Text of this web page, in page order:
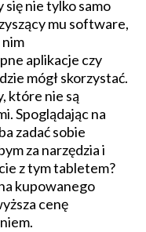
się nie tylko samo
mu software,
aplikacje czy
mógł skorzystać.
które nie są
Spoglądając na
zadać sobie
za narzędzia i
z tym tabletem?
kupowanego
cenę